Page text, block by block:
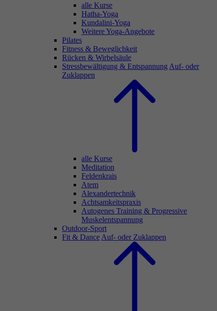
alle Kurse
Hatha-Yoga
Kundalini-Yoga
Weitere Yoga-Angebote
Pilates
Fitness & Beweglichkeit
Rücken & Wirbelsäule
Stressbewältigung & Entspannung Auf- oder
Zuklappen
alle Kurse
Meditation
Feldenkrais
Atem
Alexandertechnik
Achtsamkeitspraxis
Autogenes Training & Progressive
Muskelentspannung
Outdoor-Sport
Fit & Dance Auf- oder Zuklappen